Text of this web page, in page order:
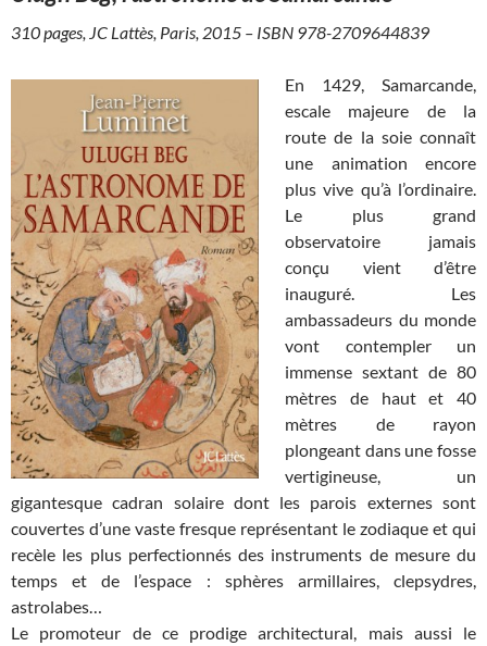
310 pages, JC Lattès, Paris, 2015 – ISBN 978-2709644839
En 1429, Samarcande,
escale majeure de la
route de la soie connaît
une animation encore
plus vive qu’à l’ordinaire.
Le plus grand
observatoire jamais
conçu vient d’être
inauguré. Les
ambassadeurs du monde
vont contempler un
immense sextant de 80
mètres de haut et 40
mètres de rayon
plongeant dans une fosse
vertigineuse, un
gigantesque cadran solaire dont les parois externes sont
couvertes d’une vaste fresque représentant le zodiaque et qui
recèle les plus perfectionnés des instruments de mesure du
temps et de l’espace : sphères armillaires, clepsydres,
astrolabes…
Le promoteur de ce prodige architectural, mais aussi le